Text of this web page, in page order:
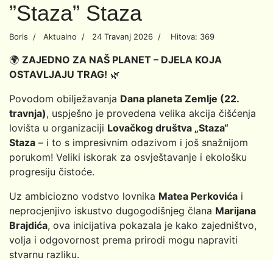
”Staza” Staza
Boris Aktualno 24 Travanj 2026 Hitova: 369
🌍 ZAJEDNO ZA NAŠ PLANET – DJELA KOJA
OSTAVLJAJU TRAG! 🌿
Povodom obilježavanja Dana planeta Zemlje (22.
travnja), uspješno je provedena velika akcija čišćenja
lovišta u organizaciji Lovačkog društva „Staza“
Staza – i to s impresivnim odazivom i još snažnijom
porukom! Veliki iskorak za osvještavanje i ekološku
progresiju čistoće.
Uz ambiciozno vodstvo lovnika Matea Perkovića i
neprocjenjivo iskustvo dugogodišnjeg člana Marijana
Brajdića, ova inicijativa pokazala je kako zajedništvo,
volja i odgovornost prema prirodi mogu napraviti
stvarnu razliku.